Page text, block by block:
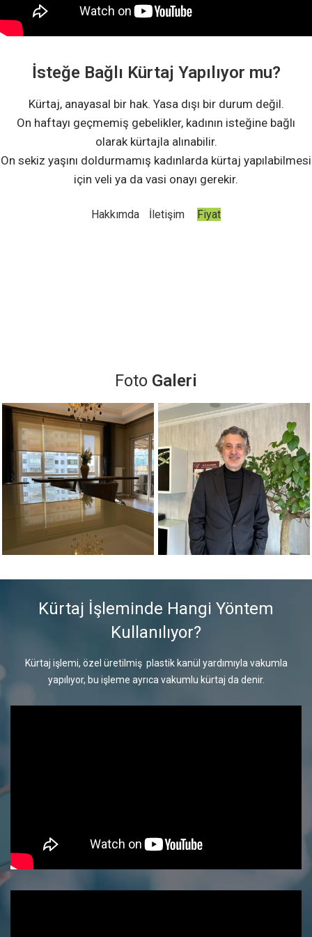
İsteğe Bağlı Kürtaj Yapılıyor mu?
Kürtaj, anayasal bir hak. Yasa dışı bir durum değil.
On haftayı geçmemiş gebelikler, kadının isteğine bağlı
olarak kürtajla alınabilir.
On sekiz yaşını doldurmamış kadınlarda kürtaj yapılabilmesi
için veli ya da vasi onayı gerekir.
Hakkımda İletişim Fiyat
Foto Galeri
Kürtaj İşleminde Hangi Yöntem
Kullanılıyor?
Kürtaj işlemi, özel üretilmiş plastik kanül yardımıyla vakumla
yapılıyor, bu işleme ayrıca vakumlu kürtaj da denir.